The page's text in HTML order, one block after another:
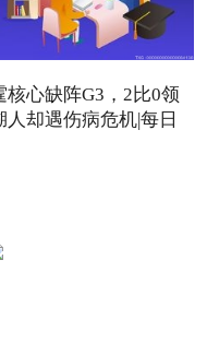
核心缺阵G3，2比0领
人却遇伤病危机|每日